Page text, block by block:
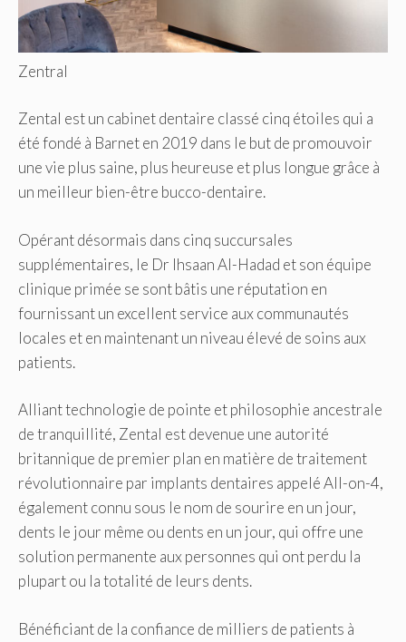
Zentral
Zental est un cabinet dentaire classé cinq étoiles qui a
été fondé à Barnet en 2019 dans le but de promouvoir
une vie plus saine, plus heureuse et plus longue grâce à
un meilleur bien-être bucco-dentaire.
Opérant désormais dans cinq succursales
supplémentaires, le Dr Ihsaan Al-Hadad et son équipe
clinique primée se sont bâtis une réputation en
fournissant un excellent service aux communautés
locales et en maintenant un niveau élevé de soins aux
patients.
Alliant technologie de pointe et philosophie ancestrale
de tranquillité, Zental est devenue une autorité
britannique de premier plan en matière de traitement
révolutionnaire par implants dentaires appelé All-on-4,
également connu sous le nom de sourire en un jour,
dents le jour même ou dents en un jour, qui offre une
solution permanente aux personnes qui ont perdu la
plupart ou la totalité de leurs dents.
Bénéficiant de la confiance de milliers de patients à